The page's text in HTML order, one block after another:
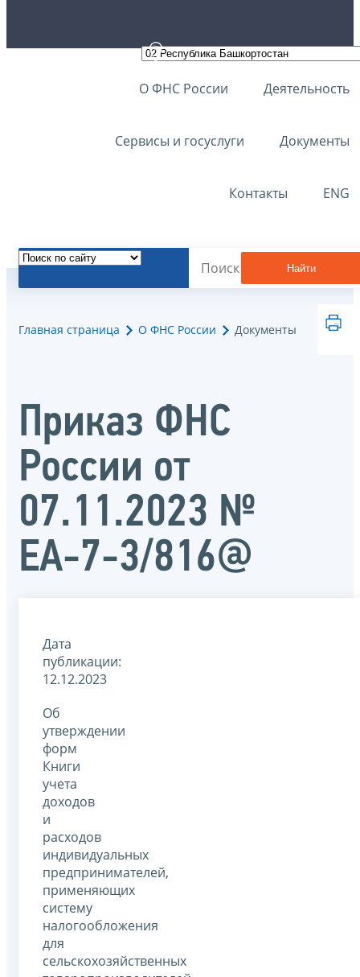
О ФНС России Деятельность
Сервисы и госуслуги Документы
Контакты ENG
Найти
Главная страница О ФНС России Документы
Приказ ФНС
России от
07.11.2023 №
ЕА-7-3/816@
Дата
публикации:
12.12.2023
Об
утверждении
форм
Книги
учета
доходов
и
расходов
индивидуальных
предпринимателей,
применяющих
систему
налогообложения
для
сельскохозяйственных